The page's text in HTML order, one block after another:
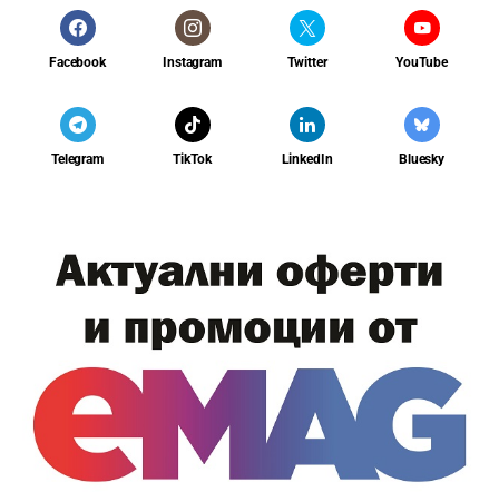
Facebook Instagram Twitter YouTube
Telegram TikTok LinkedIn Bluesky